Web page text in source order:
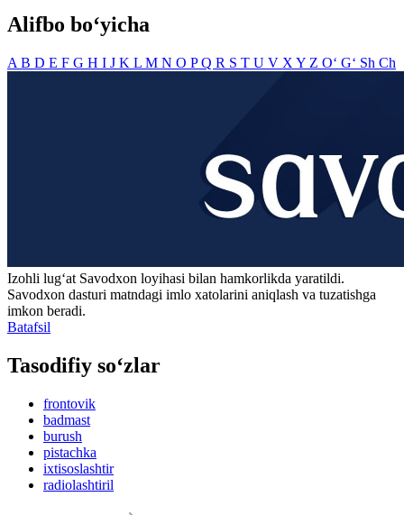
Alifbo bo‘yicha
A B D E F G H I J K L M N O PQ R S T U V X Y Z O‘ G‘ Sh Ch
Izohli lugʻat Savodxon loyihasi bilan hamkorlikda yaratildi.
Savodxon dasturi matndagi imlo xatolarini aniqlash va tuzatishga
imkon beradi.
Batafsil
Tasodifiy so‘zlar
frontovik
badmast
burush
pistachka
ixtisoslashtir
radiolashtiril